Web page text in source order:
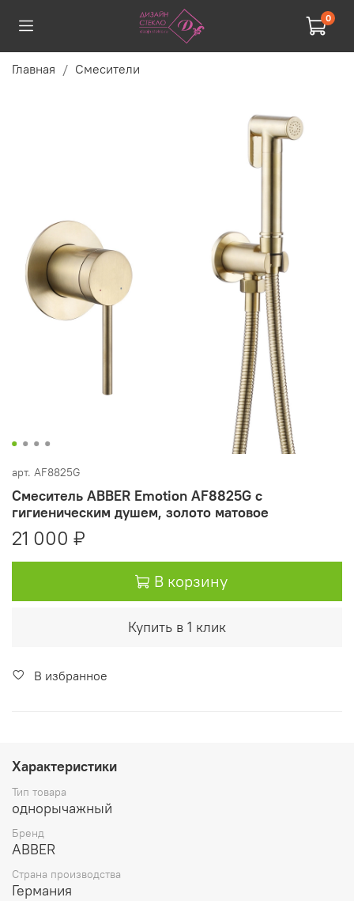
0
Главная Смесители
арт. AF8825G
Смеситель ABBER Emotion AF8825G с
гигиеническим душем, золото матовое
21 000 ₽
В корзину
Купить в 1 клик
В избранное
Характеристики
Тип товара
однорычажный
Бренд
ABBER
Страна производства
Германия